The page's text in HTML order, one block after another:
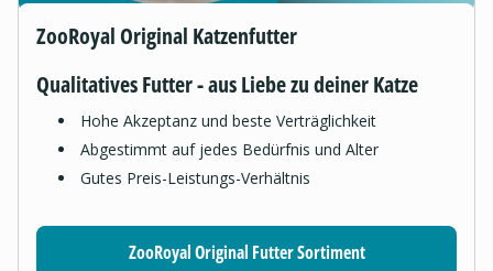
ZooRoyal Original Katzenfutter
Qualitatives Futter - aus Liebe zu deiner Katze
Hohe Akzeptanz und beste Verträglichkeit
Abgestimmt auf jedes Bedürfnis und Alter
Gutes Preis-Leistungs-Verhältnis
ZooRoyal Original Futter Sortiment